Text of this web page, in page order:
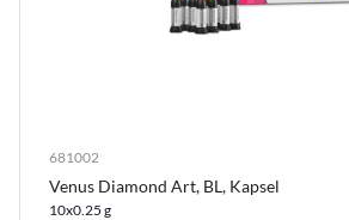
681002
Venus Diamond Art, BL, Kapsel
10x0.25 g